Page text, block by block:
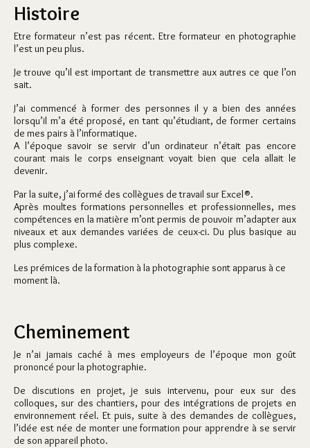
Histoire
Etre formateur n’est pas récent. Etre formateur en photographie
l’est un peu plus.
Je trouve qu’il est important de transmettre aux autres ce que l’on
sait.
J’ai commencé à former des personnes il y a bien des années
lorsqu’il m’a été proposé, en tant qu’étudiant, de former certains
de mes pairs à l’informatique.
A l’époque savoir se servir d’un ordinateur n’était pas encore
courant mais le corps enseignant voyait bien que cela allait le
devenir.
Par la suite, j’ai formé des collègues de travail sur Excel®.
Après moultes formations personnelles et professionnelles, mes
compétences en la matière m’ont permis de pouvoir m’adapter aux
niveaux et aux demandes variées de ceux-ci. Du plus basique au
plus complexe.
Les prémices de la formation à la photographie sont apparus à ce
moment là.
Cheminement
Je n’ai jamais caché à mes employeurs de l’époque mon goût
prononcé pour la photographie.
De discutions en projet, je suis intervenu, pour eux sur des
colloques, sur des chantiers, pour des intégrations de projets en
environnement réel. Et puis, suite à des demandes de collègues,
l’idée est née de monter une formation pour apprendre à se servir
de son appareil photo.